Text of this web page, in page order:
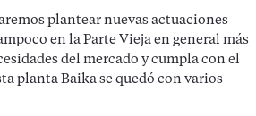
plantear nuevas actuaciones
en la Parte Vieja en general más
del mercado y cumpla con el
planta Baika se quedó con varios